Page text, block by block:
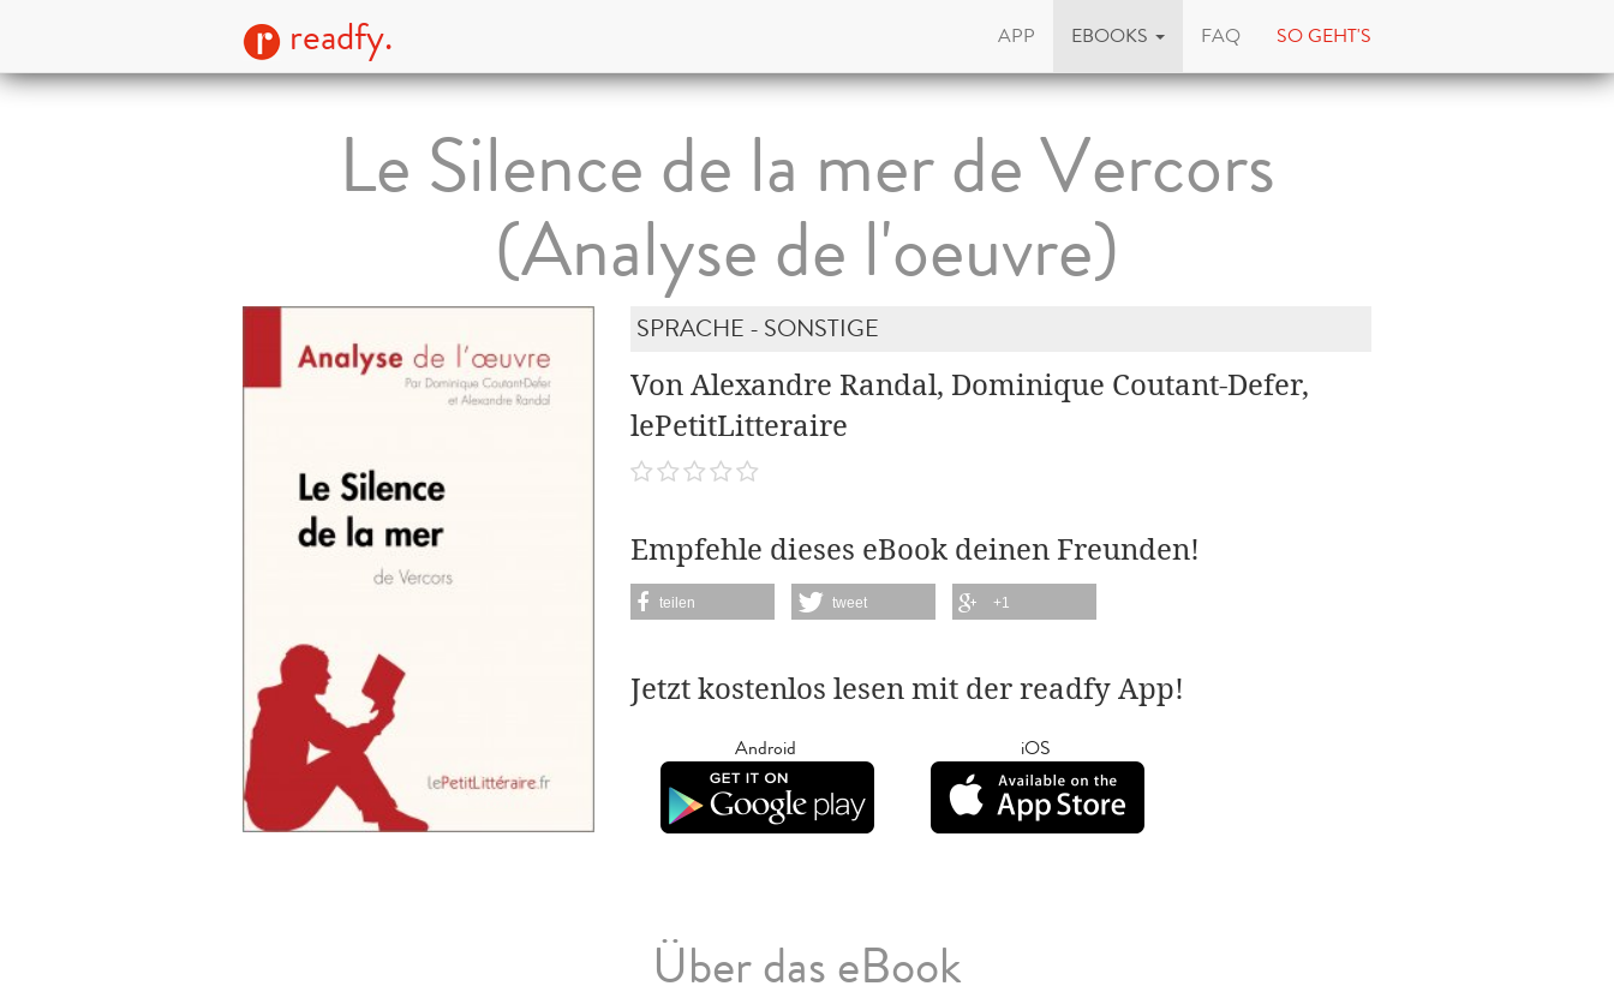
readfy. APP EBOOKS FAQ SO GEHT'S
Le Silence de la mer de Vercors
(Analyse de l'oeuvre)
SPRACHE - SONSTIGE
Von Alexandre Randal, Dominique Coutant-Defer,
lePetitLitteraire
Empfehle dieses eBook deinen Freunden!
teilen tweet +1
Jetzt kostenlos lesen mit der readfy App!
Android iOS
Über das eBook